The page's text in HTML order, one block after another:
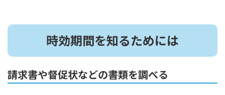
時効期間を知るためには
請求書や督促状などの書類を調べる